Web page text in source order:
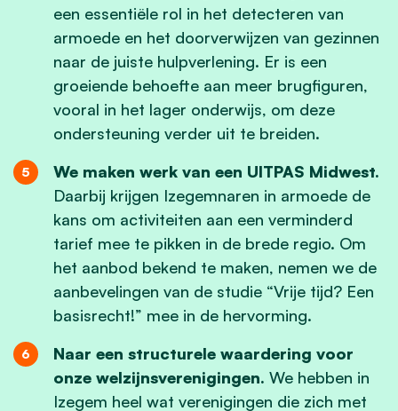
een essentiële rol in het detecteren van
armoede en het doorverwijzen van gezinnen
naar de juiste hulpverlening. Er is een
groeiende behoefte aan meer brugfiguren,
vooral in het lager onderwijs, om deze
ondersteuning verder uit te breiden.
We maken werk van een UITPAS Midwest.
Daarbij krijgen Izegemnaren in armoede de
kans om activiteiten aan een verminderd
tarief mee te pikken in de brede regio. Om
het aanbod bekend te maken, nemen we de
aanbevelingen van de studie “Vrije tijd? Een
basisrecht!” mee in de hervorming.
Naar een structurele waardering voor
onze welzijnsverenigingen. We hebben in
Izegem heel wat verenigingen die zich met